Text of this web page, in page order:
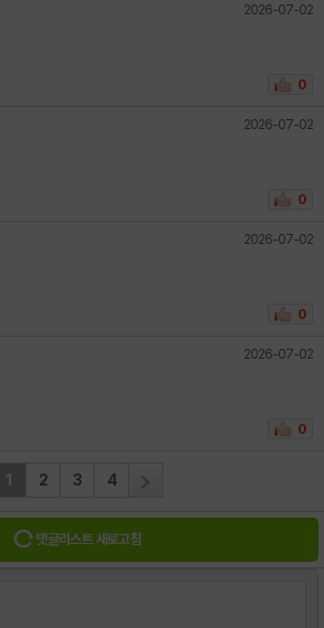
2026-07-02
0
2026-07-02
0
2026-07-02
0
2026-07-02
0
1 2 3 4
댓글리스트 새로고침